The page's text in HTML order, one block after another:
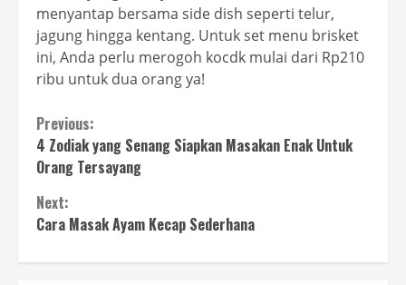
menyantap bersama side dish seperti telur,
jagung hingga kentang. Untuk set menu brisket
ini, Anda perlu merogoh kocdk mulai dari Rp210
ribu untuk dua orang ya!
Continue
Reading
Previous:
4 Zodiak yang Senang Siapkan Masakan Enak Untuk
Orang Tersayang
Next:
Cara Masak Ayam Kecap Sederhana